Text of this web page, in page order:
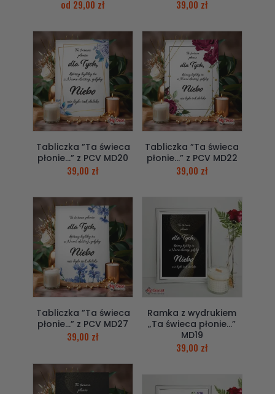
od 29,00 zł 39,00 zł
Tabliczka ”Ta świeca
płonie…” z PCV MD20
39,00 zł
Tabliczka ”Ta świeca
płonie…” z PCV MD22
39,00 zł
Tabliczka ”Ta świeca
płonie…” z PCV MD27
39,00 zł
Ramka z wydrukiem
„Ta świeca płonie…”
MD19
39,00 zł